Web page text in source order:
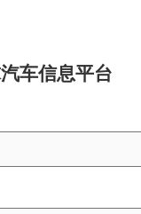
车信息平台